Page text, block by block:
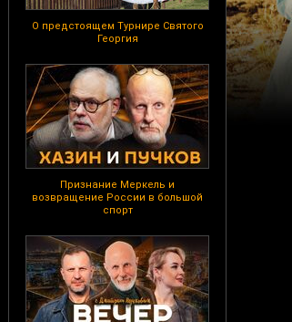
О предстоящем Турнире Святого
Георгия
Признание Меркель и
возвращение России в большой
спорт